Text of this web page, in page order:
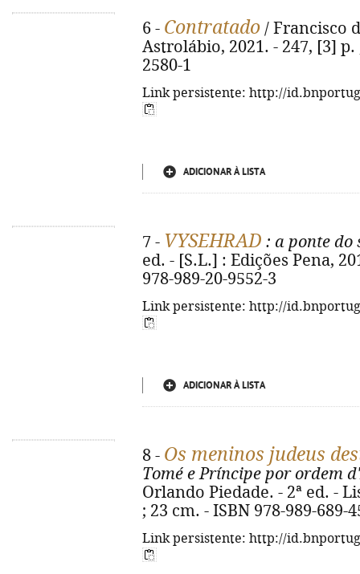
6 - Contratado / Francisco
Astrolábio, 2021. - 247, [3] p.
2580-1
Link persistente: http://
ADICIONAR À LISTA
7 - VYSEHRAD : a ponte do
ed. - [S.L.] : Edições Pena,
978-989-20-9552-3
Link persistente: http://
ADICIONAR À LISTA
8 - Os meninos judeus
Tomé e Príncipe por ordem
Orlando Piedade. - 2ª ed. -
; 23 cm. - ISBN 978-989-689-
Link persistente: http://